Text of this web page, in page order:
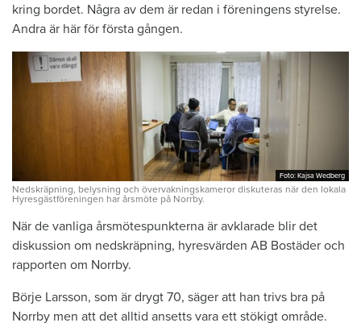
kring bordet. Några av dem är redan i föreningens styrelse.
Andra är här för första gången.
Foto: Kajsa Wedberg
Foto: Kajsa Wedberg
Nedskräpning, belysning och övervakningskameror diskuteras när den lokala
Hyresgästföreningen har årsmöte på Norrby.
När de vanliga årsmötespunkterna är avklarade blir det
diskussion om nedskräpning, hyresvärden AB Bostäder och
rapporten om Norrby.
Börje Larsson, som är drygt 70, säger att han trivs bra på
Norrby men att det alltid ansetts vara ett stökigt område.